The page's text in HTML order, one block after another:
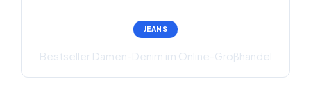
JEANS
Bestseller Damen-Denim im Online-Großhandel